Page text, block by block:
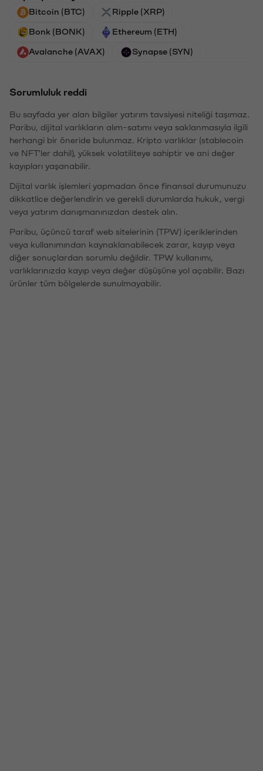
Bitcoin (BTC) Ripple (XRP)
Bonk (BONK) Ethereum (ETH)
Avalanche (AVAX) Synapse (SYN)
Sorumluluk reddi
Bu sayfada yer alan bilgiler yatırım tavsiyesi niteliği taşımaz.
Paribu, dijital varlıkların alım-satımı veya saklanmasıyla ilgili
herhangi bir öneride bulunmaz. Kripto varlıklar (stablecoin
ve NFT'ler dahil), yüksek volatiliteye sahiptir ve ani değer
kayıpları yaşanabilir.
Dijital varlık işlemleri yapmadan önce finansal durumunuzu
dikkatlice değerlendirin ve gerekli durumlarda hukuk, vergi
veya yatırım danışmanınızdan destek alın.
Paribu, üçüncü taraf web sitelerinin (TPW) içeriklerinden
veya kullanımından kaynaklanabilecek zarar, kayıp veya
diğer sonuçlardan sorumlu değildir. TPW kullanımı,
varlıklarınızda kayıp veya değer düşüşüne yol açabilir. Bazı
ürünler tüm bölgelerde sunulmayabilir.